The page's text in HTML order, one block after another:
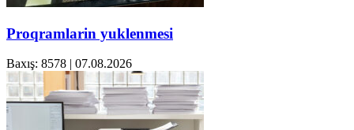
Proqramlarin yuklenmesi
Baxış: 8578 | 07.08.2026